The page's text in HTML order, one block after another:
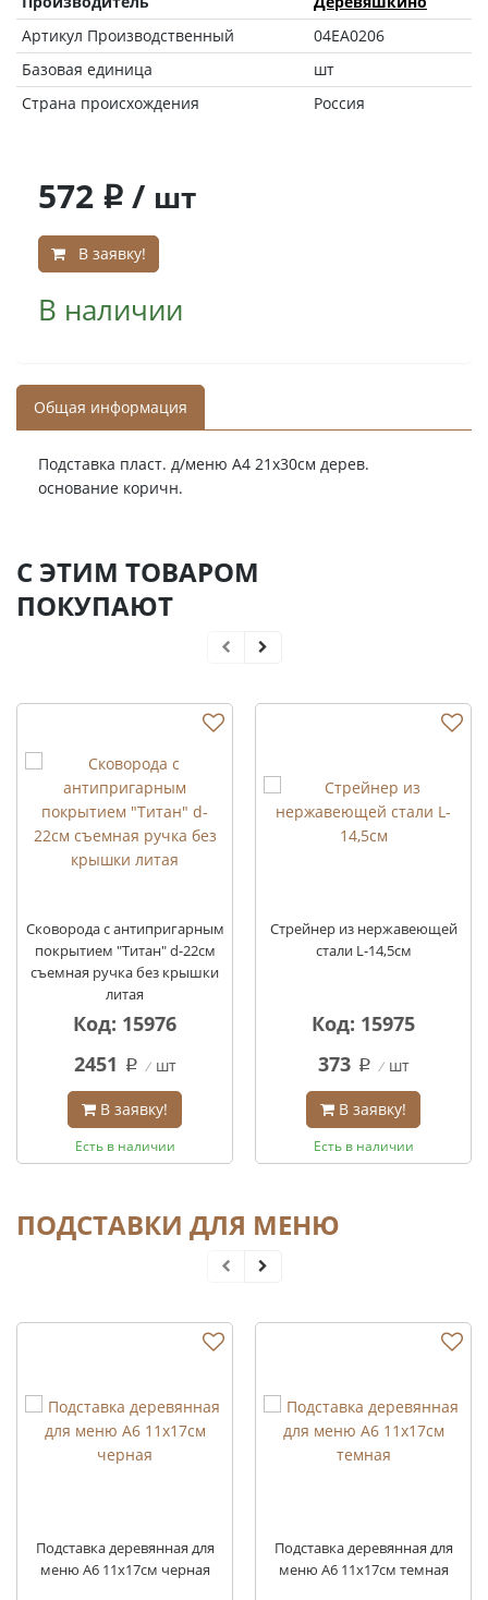
Артикул Производственный
04EA0206
Базовая единица
шт
Страна происхождения
Россия
572 q / шт
В заявку!
В наличии
Общая информация
Подставка пласт. д/меню А4 21х30см дерев.
основание коричн.
С ЭТИМ ТОВАРОМ
ПОКУПАЮТ
Сковорода с антипригарным
покрытием "Титан" d-22см
съемная ручка без крышки
литая
Код: 15976
2451
q шт
В заявку!
Есть в наличии
Стрейнер из нержавеющей
стали L-14,5см
Код: 15975
373 q шт
В заявку!
Есть в наличии
ПОДСТАВКИ ДЛЯ МЕНЮ
Подставка деревянная для
меню А6 11х17см черная
Подставка деревянная для
меню А6 11х17см темная